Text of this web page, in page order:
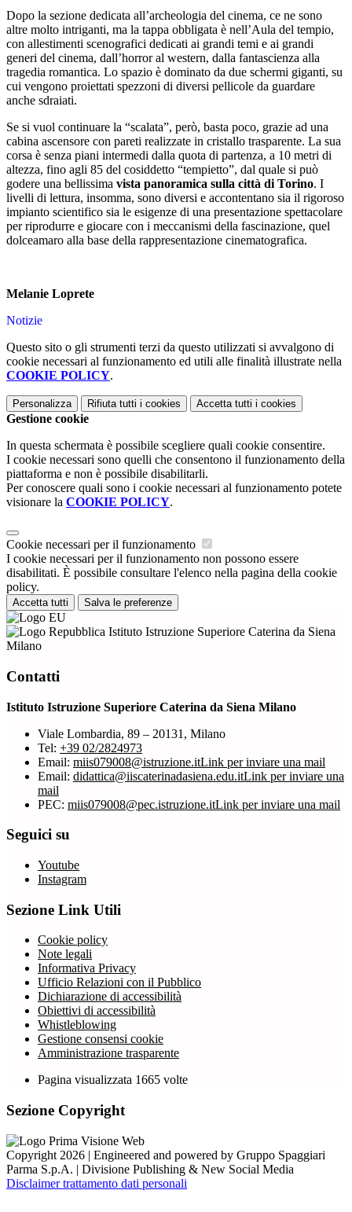
Dopo la sezione dedicata all’archeologia del cinema, ce ne sono
altre molto intriganti, ma la tappa obbligata è nell’Aula del tempio,
con allestimenti scenografici dedicati ai grandi temi e ai grandi
generi del cinema, dall’horror al western, dalla fantascienza alla
tragedia romantica. Lo spazio è dominato da due schermi giganti, su
cui vengono proiettati spezzoni di diversi pellicole da guardare
anche sdraiati.
Se si vuol continuare la “scalata”, però, basta poco, grazie ad una
cabina ascensore con pareti realizzate in cristallo trasparente. La sua
corsa è senza piani intermedi dalla quota di partenza, a 10 metri di
altezza, fino agli 85 del cosiddetto “tempietto”, dal quale si può
godere una bellissima vista panoramica sulla città di Torino. I
livelli di lettura, insomma, sono diversi e accontentano sia il rigoroso
impianto scientifico sia le esigenze di una presentazione spettacolare
per riprodurre e giocare con i meccanismi della fascinazione, quel
dolceamaro alla base della rappresentazione cinematografica.
Melanie Loprete
Notizie
Questo sito o gli strumenti terzi da questo utilizzati si avvalgono di
cookie necessari al funzionamento ed utili alle finalità illustrate nella
COOKIE POLICY.
Personalizza Rifiuta tutti i cookies Accetta tutti i cookies
Gestione cookie
In questa schermata è possibile scegliere quali cookie consentire.
I cookie necessari sono quelli che consentono il funzionamento della
piattaforma e non è possibile disabilitarli.
Per conoscere quali sono i cookie necessari al funzionamento potete
visionare la COOKIE POLICY.
Cookie necessari per il funzionamento
I cookie necessari per il funzionamento non possono essere
disabilitati. È possibile consultare l'elenco nella pagina della cookie
policy.
Accetta tutti Salva le preferenze
Istituto Istruzione Superiore Caterina da Siena
Milano
Contatti
Istituto Istruzione Superiore Caterina da Siena Milano
Viale Lombardia, 89 – 20131, Milano
Tel: +39 02/2824973
Email: miis079008@istruzione.itLink per inviare una mail
Email: didattica@iiscaterinadasiena.edu.itLink per inviare una
mail
PEC: miis079008@pec.istruzione.itLink per inviare una mail
Seguici su
Youtube
Instagram
Sezione Link Utili
Cookie policy
Note legali
Informativa Privacy
Ufficio Relazioni con il Pubblico
Dichiarazione di accessibilità
Obiettivi di accessibilità
Whistleblowing
Gestione consensi cookie
Amministrazione trasparente
Pagina visualizzata 1665 volte
Sezione Copyright
Copyright 2026 | Engineered and powered by Gruppo Spaggiari
Parma S.p.A. | Divisione Publishing & New Social Media
Disclaimer trattamento dati personali